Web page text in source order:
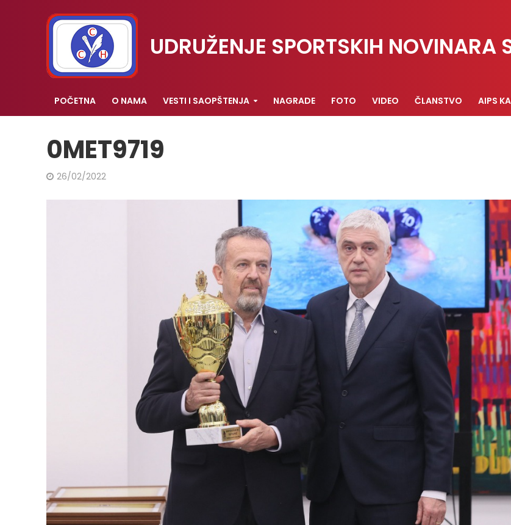
UDRUŽENJE SPORTSKIH NOVINARA
POČETNA O NAMA VESTI I SAOPŠTENJA NAGRADE FOTO VIDEO ČLANSTVO AIPS
0MET9719
26/02/2022